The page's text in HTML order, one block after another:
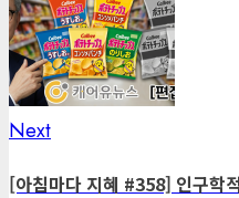
NextNext
[아침마다 지혜 #358] 인구학